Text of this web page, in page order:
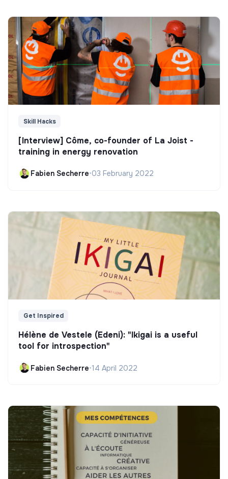
Skill Hacks
[Interview] Côme, co-founder of La Joist -
training in energy renovation
Fabien Secherre•03 February 2022
Get Inspired
Hélène de Vestele (Edeni): "Ikigai is a useful
tool for introspection"
Fabien Secherre•14 April 2022